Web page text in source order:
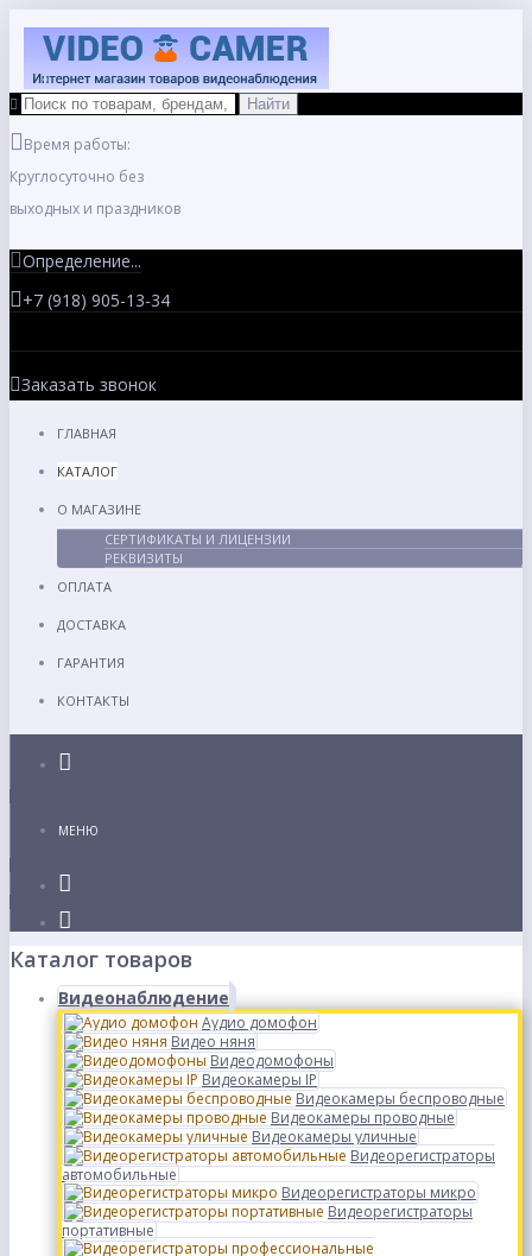
Время работы:
Круглосуточно без
выходных и праздников
Определение...
+7 (918) 905-13-34
Заказать звонок
ГЛАВНАЯ
КАТАЛОГ
О МАГАЗИНЕ
СЕРТИФИКАТЫ И ЛИЦЕНЗИИ
РЕКВИЗИТЫ
ОПЛАТА
ДОСТАВКА
ГАРАНТИЯ
КОНТАКТЫ
МЕНЮ
Каталог товаров
Видеонаблюдение
Аудио домофон
Видео няня
Видеодомофоны
Видеокамеры IP
Видеокамеры беспроводные
Видеокамеры проводные
Видеокамеры уличные
Видеорегистраторы
автомобильные
Видеорегистраторы микро
Видеорегистраторы
портативные